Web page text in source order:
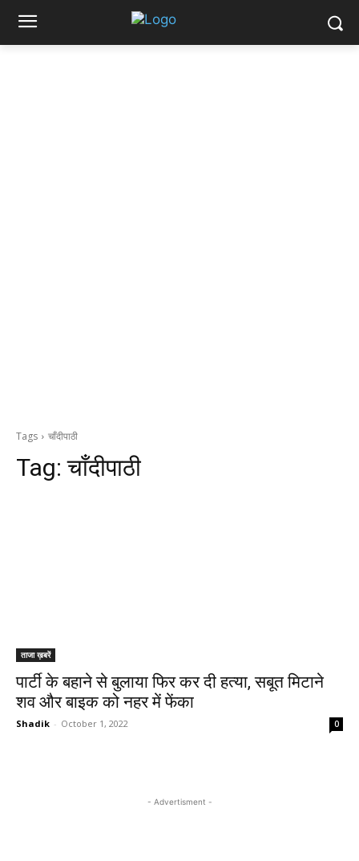
Tags चाँदीपाठी
Tag:चाँदीपाठी
ताजा ख़बरें
पार्टी के बहाने से बुलाया फिर कर दी हत्या, सबूत मिटाने
शव और बाइक को नहर में फेंका
Shadik - October 1, 2022 0
- Advertisment -